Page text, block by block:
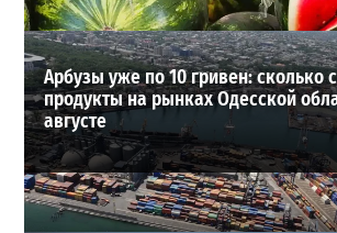
ВИБОР РЕДАКЦИИ
Арбузы уже по 10 гривен: сколько
продукты на рынках Одесской
августе